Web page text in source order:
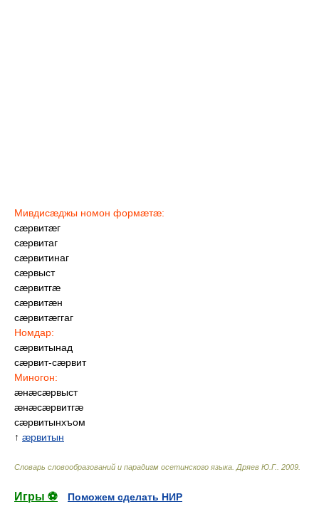
Мивдисæджы номон формæтæ:
сæрвитæг
сæрвитаг
сæрвитинаг
сæрвыст
сæрвитгæ
сæрвитæн
сæрвитæггаг
Номдар:
сæрвитынад
сæрвит-сæрвит
Миногон:
æнæсæрвыст
æнæсæрвитгæ
сæрвитынхъом
↑ æрвитын
Словарь словообразований и парадигм осетинского языка Дряев Ю.Г. 2009
Игры ⚽
Поможем сделать НИР